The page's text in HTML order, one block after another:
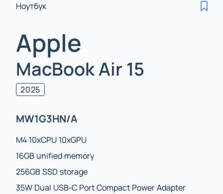
Ноутбук
Apple
MacBook Air 15
2025
MW1G3HN/A
M4 10xCPU 10xGPU
16GB unified memory
256GB SSD storage
35W Dual USB‑C Port Compact Power Adapter